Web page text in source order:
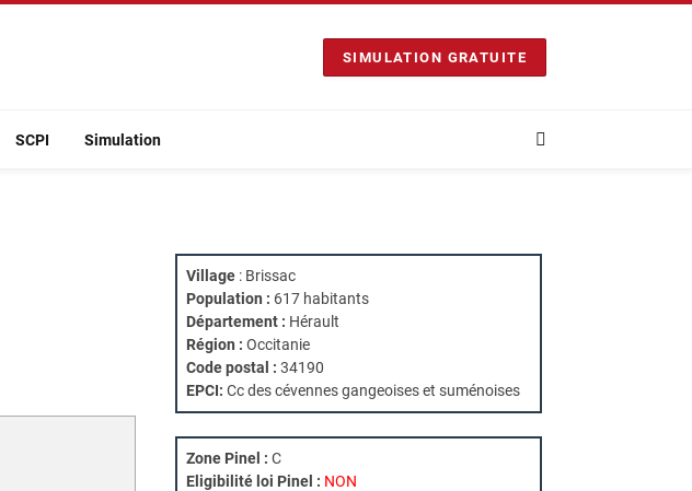
SIMULATION GRATUITE
SCPI Simulation
Village : Brissac
Population : 617 habitants
Département : Hérault
Région : Occitanie
Code postal : 34190
EPCI: Cc des cévennes gangeoises et suménoises
Zone Pinel : C
Eligibilité loi Pinel : NON